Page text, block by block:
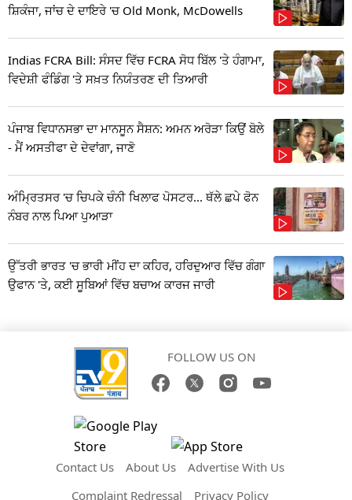
ਸ਼ਿਕੰਜਾ, ਜਾਂਚ ਦੇ ਦਾਇਰੇ 'ਚ Old Monk, McDowells
Indias FCRA Bill: ਸੰਸਦ ਵਿੱਚ FCRA ਸੋਧ ਬਿੱਲ 'ਤੇ ਹੰਗਾਮਾ,
ਵਿਦੇਸ਼ੀ ਫੰਡਿੰਗ 'ਤੇ ਸਖ਼ਤ ਨਿਯੰਤਰਣ ਦੀ ਤਿਆਰੀ
ਪੰਜਾਬ ਵਿਧਾਨਸਭਾ ਦਾ ਮਾਨਸੂਨ ਸੈਸ਼ਨ: ਅਮਨ ਅਰੋੜਾ ਕਿਉਂ ਬੋਲੇ
- ਮੈਂ ਅਸਤੀਫਾ ਦੇ ਦੇਵਾਂਗਾ, ਜਾਣੋ
ਅੰਮ੍ਰਿਤਸਰ 'ਚ ਚਿਪਕੇ ਚੰਨੀ ਖਿਲਾਫ ਪੋਸਟਰ... ਥੱਲੇ ਛਪੇ ਫੋਨ
ਨੰਬਰ ਨਾਲ ਪਿਆ ਪੁਆੜਾ
ਉੱਤਰੀ ਭਾਰਤ 'ਚ ਭਾਰੀ ਮੀਂਹ ਦਾ ਕਹਿਰ, ਹਰਿਦੁਆਰ ਵਿੱਚ ਗੰਗਾ
ਉਫਾਨ 'ਤੇ, ਕਈ ਸੂਬਿਆਂ ਵਿੱਚ ਬਚਾਅ ਕਾਰਜ ਜਾਰੀ
FOLLOW US ON
Contact Us About Us
Advertise With Us
Complaint Redressal
Privacy Policy